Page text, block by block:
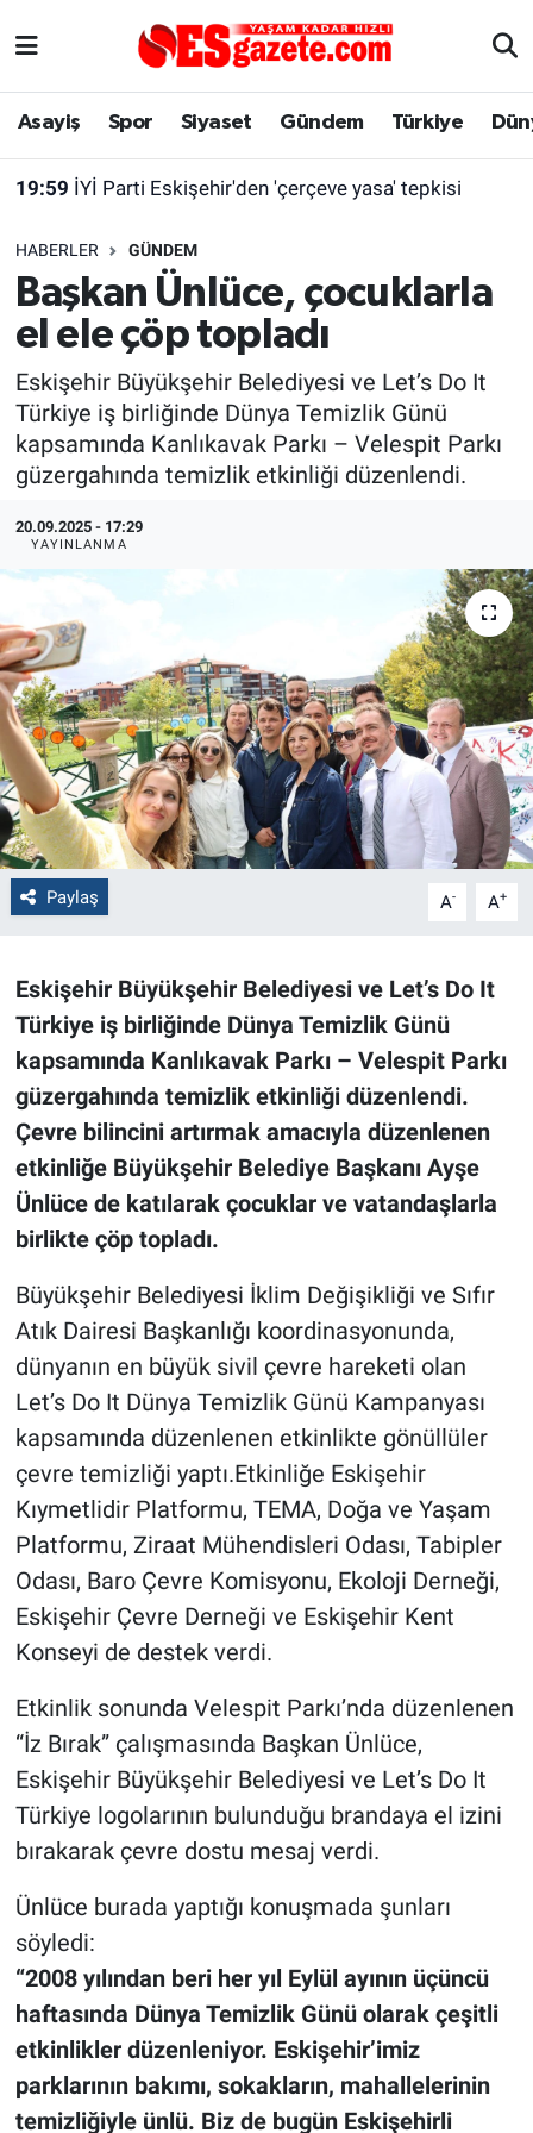
Asayiş Spor Siyaset Gündem Türkiye
19:59 İYİ Parti Eskişehir'den 'çerçeve yasa' tepkisi
HABERLER GÜNDEM
Başkan Ünlüce, çocuklarla
el ele çöp topladı
Eskişehir Büyükşehir Belediyesi ve Let’s Do It
Türkiye iş birliğinde Dünya Temizlik Günü
kapsamında Kanlıkavak Parkı – Velespit Parkı
güzergahında temizlik etkinliği düzenlendi.
20.09.2025 - 17:29
YAYINLANMA
Paylaş A- A+
Eskişehir Büyükşehir Belediyesi ve Let’s Do It
Türkiye iş birliğinde Dünya Temizlik Günü
kapsamında Kanlıkavak Parkı – Velespit Parkı
güzergahında temizlik etkinliği düzenlendi.
Çevre bilincini artırmak amacıyla düzenlenen
etkinliğe Büyükşehir Belediye Başkanı Ayşe
Ünlüce de katılarak çocuklar ve vatandaşlarla
birlikte çöp topladı.
Büyükşehir Belediyesi İklim Değişikliği ve Sıfır
Atık Dairesi Başkanlığı koordinasyonunda,
dünyanın en büyük sivil çevre hareketi olan
Let’s Do It Dünya Temizlik Günü Kampanyası
kapsamında düzenlenen etkinlikte gönüllüler
çevre temizliği yaptı.Etkinliğe Eskişehir
Kıymetlidir Platformu, TEMA, Doğa ve Yaşam
Platformu, Ziraat Mühendisleri Odası, Tabipler
Odası, Baro Çevre Komisyonu, Ekoloji Derneği,
Eskişehir Çevre Derneği ve Eskişehir Kent
Konseyi de destek verdi.
Etkinlik sonunda Velespit Parkı’nda düzenlenen
“İz Bırak” çalışmasında Başkan Ünlüce,
Eskişehir Büyükşehir Belediyesi ve Let’s Do It
Türkiye logolarının bulunduğu brandaya el izini
bırakarak çevre dostu mesaj verdi.
Ünlüce burada yaptığı konuşmada şunları
söyledi:
“2008 yılından beri her yıl Eylül ayının üçüncü
haftasında Dünya Temizlik Günü olarak çeşitli
etkinlikler düzenleniyor. Eskişehir’imiz
parklarının bakımı, sokakların, mahallelerinin
temizliğiyle ünlü. Biz de bugün Eskişehirli
Asayiş
Gündem
Türkiye
Dünya
Sağlık
Alış-Veriş/İş dünyası
Yaşam
Eskişehirspor Arşivi
Eskişehir Arşivi
Röportaj
Ekonomi
Kültür Sanat
Politika
Bilecik
Kütahya
Gezi
Genel
Çevre
Magazin
Bilim ve Teknoloji
Eskişehir Nöbetçi Eczaneler
Süper Lig Puan Durumu ve Fikstür
Tüm Manşetler
Son Dakika Haberleri
Haber Arşivi